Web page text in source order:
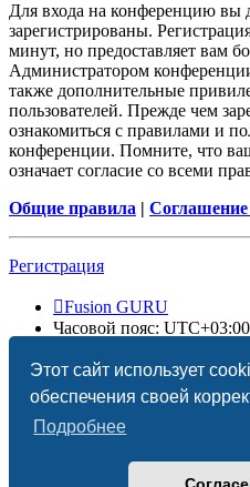
Этот сайт использует
обеспечения своей
Подробнее
Для входа на конференцию вы
зарегистрированы.
минут, но предоставляет вам
Администратором
также дополнительные
пользователей. Прежде чем
ознакомиться с правилами и
конференции. Помните, что
означает согласие со всеми
Общие правила | Соглашение
Регистрация
Fusion GURU
Часовой пояс: UTC+03:00
Создано на основеphpBB®